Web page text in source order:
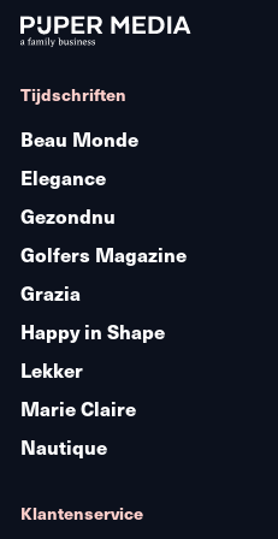
Tijdschriften
Beau Monde
Elegance
Gezondnu
Golfers Magazine
Grazia
Happy in Shape
Lekker
Marie Claire
Nautique
Klantenservice